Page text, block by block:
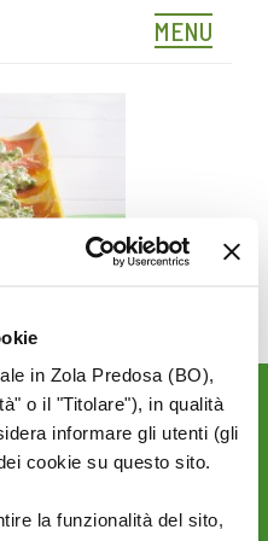
in Zola Predosa (BO),
o il "Titolare"), in qualità
informare gli utenti (gli
cookie su questo sito.
la funzionalità del sito,
MENU
sulle
Cuore: